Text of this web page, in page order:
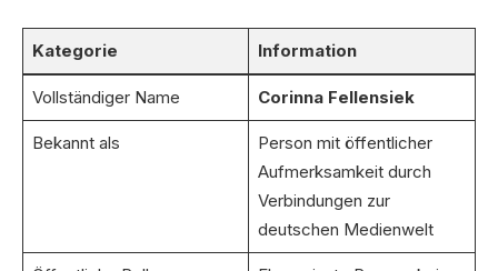
Kategorie Information
Vollständiger Name Corinna Fellensiek
Bekannt als
Person mit öffentlicher
Aufmerksamkeit durch
Verbindungen zur
deutschen Medienwelt